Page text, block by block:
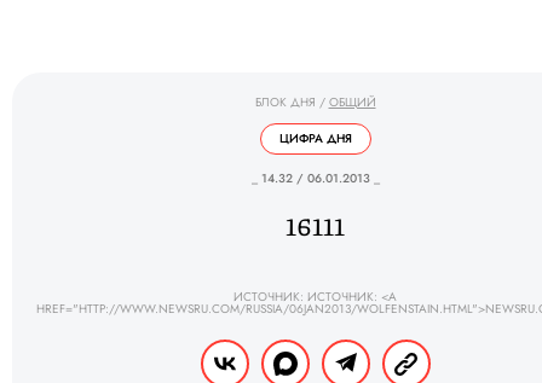
БЛОК ДНЯ / ОБЩИЙ
ЦИФРА ДНЯ
_ 14.32 / 06.01.2013 _
16111
ИСТОЧНИК: ИСТОЧНИК: <A
HREF="HTTP://WWW.NEWSRU.COM/RUSSIA/06JAN2013/